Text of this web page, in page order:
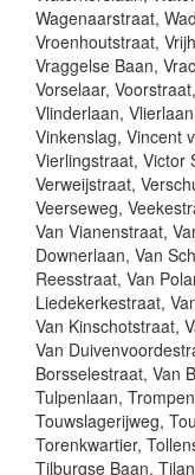
Wagenaarstraat,
Vroenhoutstraat,
Vraggelse Baan,
Vorselaar,
Vlinderlaan,
Vinkenslag, Vincent
Vierlingstraat, Victor
Verweijstraat,
Veerseweg,
Van Vianenstraat,
Downerlaan, Van
Reesstraat, Van
Liedekerkestraat,
Van Kinschotstraat,
Van
Borsselestraat, Van
Tulpenlaan,
Touwslagerijweg,
Torenkwartier,
Tilburgse Baan,